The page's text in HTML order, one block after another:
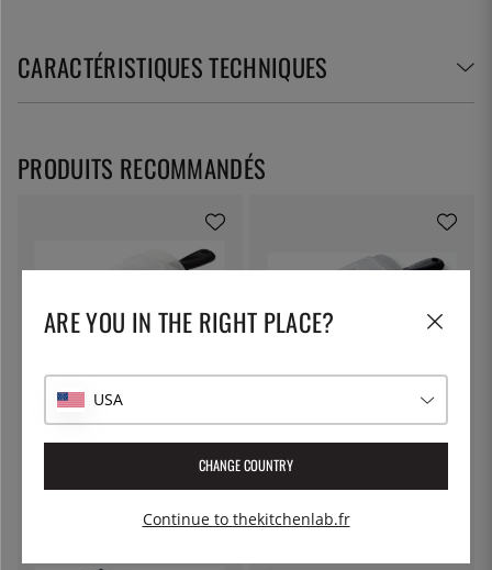
CARACTÉRISTIQUES TECHNIQUES
Mandoline, lame céramique, noire
36 €
Mandoline à julienne avec lame
céramique, noire - Kyocera
36 €
PRODUITS RECOMMANDÉS
ARE YOU IN THE RIGHT PLACE?
USA
CHANGE COUNTRY
Continue to thekitchenlab.fr